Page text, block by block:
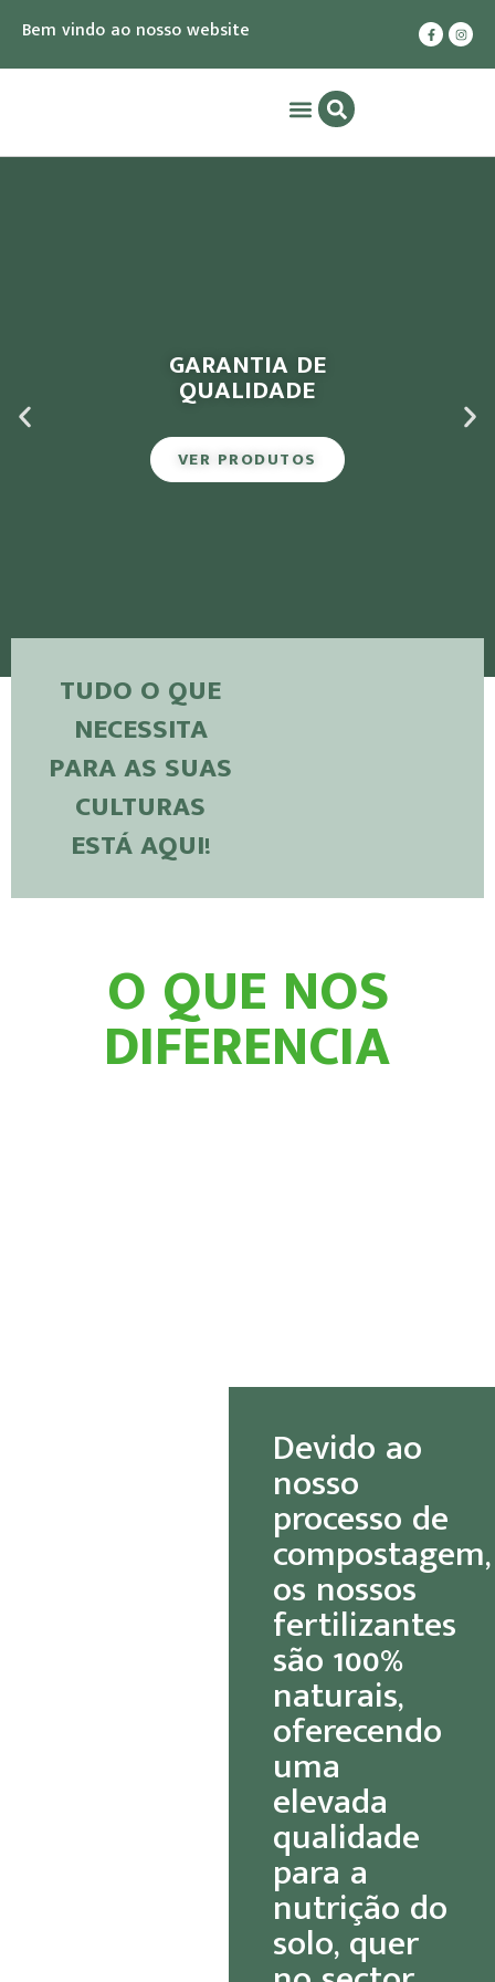
Bem vindo ao nosso website
GARANTIA DE
QUALIDADE
VER PRODUTOS
TUDO O QUE
NECESSITA
PARA AS SUAS
CULTURAS
ESTÁ AQUI!
O QUE NOS
DIFERENCIA
Devido ao
nosso
processo de
compostagem,
os nossos
fertilizantes
são 100%
naturais,
oferecendo
uma
elevada
qualidade
para a
nutrição do
solo, quer